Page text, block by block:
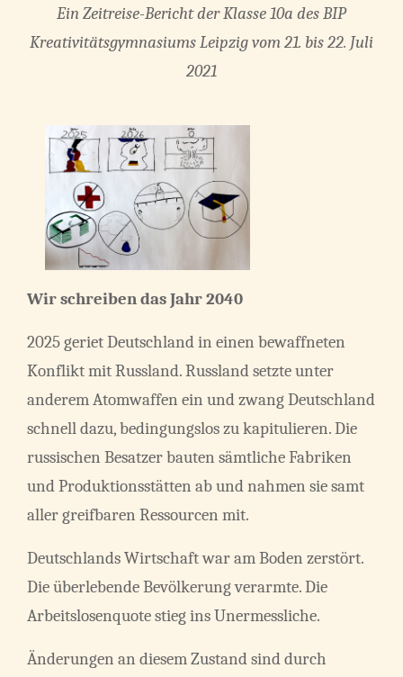
Ein Zeitreise-Bericht der Klasse 10a des BIP
Kreativitätsgymnasiums Leipzig vom 21. bis 22. Juli
2021
Wir schreiben das Jahr 2040
2025 geriet Deutschland in einen bewaffneten
Konflikt mit Russland. Russland setzte unter
anderem Atomwaffen ein und zwang Deutschland
schnell dazu, bedingungslos zu kapitulieren. Die
russischen Besatzer bauten sämtliche Fabriken
und Produktionsstätten ab und nahmen sie samt
aller greifbaren Ressourcen mit.
Deutschlands Wirtschaft war am Boden zerstört.
Die überlebende Bevölkerung verarmte. Die
Arbeitslosenquote stieg ins Unermessliche.
Änderungen an diesem Zustand sind durch